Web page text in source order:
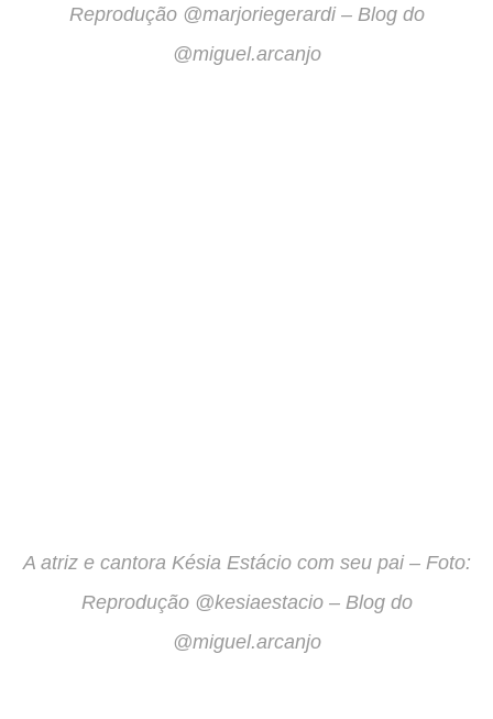
Reprodução @marjoriegerardi – Blog do
@miguel.arcanjo
A atriz e cantora Késia Estácio com seu pai – Foto:
Reprodução @kesiaestacio – Blog do
@miguel.arcanjo